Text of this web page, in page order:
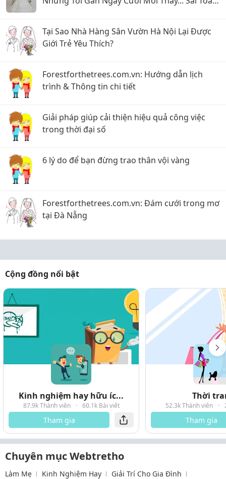
Tại Sao Nhà Hàng Sân Vườn Hà Nội Lại Được
Giới Trẻ Yêu Thích?
Forestforthetrees.com.vn: Hướng dẫn lịch
trình & Thông tin chi tiết
Giải pháp giúp cải thiện hiệu quả công việc
trong thời đại số
6 lý do để bạn đừng trao thân vội vàng
Forestforthetrees.com.vn: Đám cưới trong mơ
tại Đà Nẵng
Cộng đồng nổi bật
Kinh nghiệm hay hữu íc...
87.9k Thành viên · 60.1k Bài viết
Tham gia
Thời
52.3k Thành viên ·
Tham gia
Chuyên mục Webtretho
Làm Mẹ Kinh Nghiệm Hay Giải Trí Cho Gia Đình